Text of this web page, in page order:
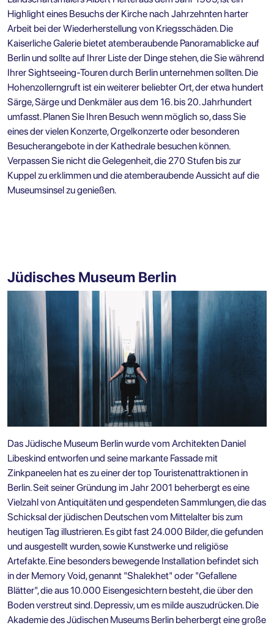
Highlight eines Besuchs der Kirche nach Jahrzehnten harter
Arbeit bei der Wiederherstellung von Kriegsschäden. Die
Kaiserliche Galerie bietet atemberaubende Panoramablicke auf
Berlin und sollte auf Ihrer Liste der Dinge stehen, die Sie während
IhrerSightseeing-Touren durch Berlinunternehmen sollten. Die
Hohenzollerngruft ist ein weiterer beliebter Ort, der etwa hundert
Särge, Särge und Denkmäler aus dem 16. bis 20. Jahrhundert
umfasst. Planen Sie Ihren Besuch wenn möglich so, dass Sie
eines der vielen Konzerte, Orgelkonzerte oder besonderen
Besucherangebote in der Kathedrale besuchen können.
Verpassen Sie nicht die Gelegenheit, die 270 Stufen bis zur
Kuppel zu erklimmen und die atemberaubende Aussicht auf die
Museumsinsel zu genießen.
Jüdisches Museum Berlin
Das Jüdische Museum Berlin wurde vom Architekten Daniel
Libeskind entworfen und seine markante Fassade mit
Zinkpaneelen hat es zu einer dertop Touristenattraktionen in
Berlin.Seit seiner Gründung im Jahr 2001 beherbergt es eine
Vielzahl von Antiquitäten und gespendeten Sammlungen, die das
Schicksal der jüdischen Deutschen vom Mittelalter bis zum
heutigen Tag illustrieren. Es gibt fast 24.000 Bilder, die gefunden
und ausgestellt wurden, sowie Kunstwerke und religiöse
Artefakte. Eine besonders bewegende Installation befindet sich
in der Memory Void, genannt "Shalekhet" oder "Gefallene
Blätter", die aus 10.000 Eisengesichtern besteht, die über den
Boden verstreut sind. Depressiv, um es milde auszudrücken. Die
Akademie des Jüdischen Museums Berlin beherbergt eine große